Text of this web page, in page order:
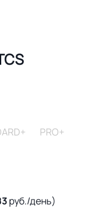
PRO+
руб./день)